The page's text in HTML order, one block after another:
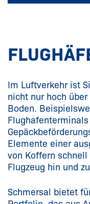
Im Luftverkehr ist
nicht nur hoch
Boden.
Elemente einer
von Koffern
Flugzeug hin und
Schmersal bietet